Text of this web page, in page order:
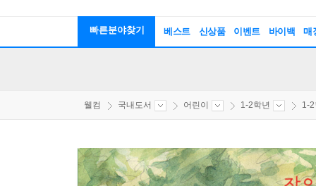
빠른분야찾기 베스트 신상품 이벤트 바이백 매
웰컴 국내도서 어린이 1-2학년 1-